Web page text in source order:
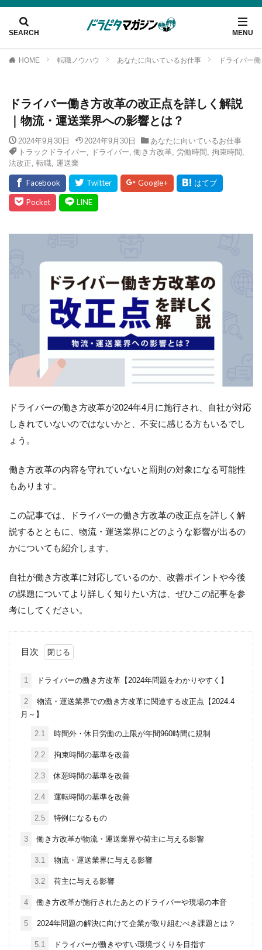
HOME 転職ノウハウ あなたに向いているお仕事 ドライバー
ドライバー働き方改革の改正点を詳しく解説
｜物流・運送業界への影響とは？
2024年9月30日 2024年9月30日
あなたに向いているお仕事
トラックドライバー
ドライバー ,働き方改革, 労働時間 拘束時間
法改正 転職 運送業
ドライバーの働き方改革が2024年4月に施行され、自社が対応
しきれていないのではないかと、不安に感じる方もいるでし
ょう。
働き方改革の内容を守れていないと罰則の対象になる可能性
もあります。
この記事では、ドライバーの働き方改革の改正点を詳しく解
説するとともに、物流・運送業界にどのような影響が出るの
かについても紹介します。
自社が働き方改革に対応しているのか、改善ポイントや今後
の課題についてより詳しく知りたい方は、ぜひこの記事を参
考にしてください。
目次
1 ドライバーの働き方改革【2024年問題をわかりやすく】
2
物流・運送業界での働き方改革に関連する改正点【2024.4
月～】
2.1 時間外・休日労働の上限が年間960時間に規制
2.2 拘束時間の基準を改善
2.3 休憩時間の基準を改善
2.4 運転時間の基準を改善
2.5 特例になるもの
3 働き方改革が物流・運送業界や荷主に与える影響
3.1 物流・運送業界に与える影響
3.2 荷主に与える影響
4 働き方改革が施行されたあとのドライバーや現場の本音
5 2024年問題の解決に向けて企業が取り組むべき課題とは？
5.1 ドライバーが働きやすい環境づくりを目指す